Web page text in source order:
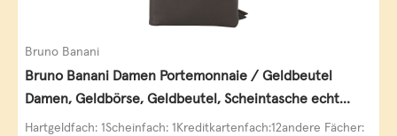
Bruno Banani
Bruno Banani Damen Portemonnaie / Geldbeutel
Damen, Geldbörse, Geldbeutel, Scheintasche echt
Leder
Hartgeldfach: 1Scheinfach: 1Kreditkartenfach:12andere Fächer: